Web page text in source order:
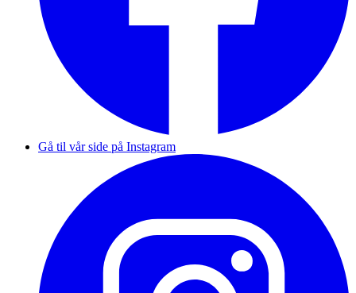
Gå til vår side på Instagram